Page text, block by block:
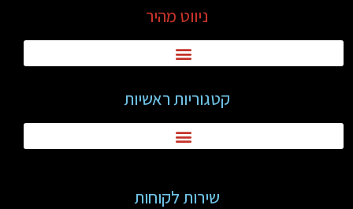
ניווט מהיר
קטגוריות ראשיות
שירות לקוחות